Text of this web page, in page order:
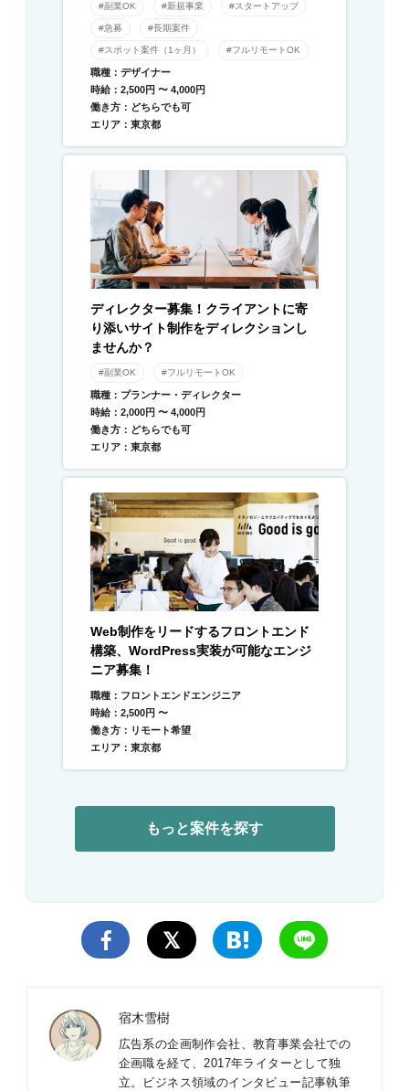
#副業OK #新規事業 #スタートアップ
#急募 #長期案件
#スポット案件（1ヶ月） #フルリモートOK
職種：デザイナー
時給：2,500円 〜 4,000円
働き方：どちらでも可
エリア：東京都
ディレクター募集！クライアントに寄
り添いサイト制作をディレクションし
ませんか？
#副業OK #フルリモートOK
職種：プランナー・ディレクター
時給：2,000円 〜 4,000円
働き方：どちらでも可
エリア：東京都
Web制作をリードするフロントエンド
構築、WordPress実装が可能なエンジ
ニア募集！
職種：フロントエンドエンジニア
時給：2,500円 〜
働き方：リモート希望
エリア：東京都
もっと案件を探す
宿木雪樹
広告系の企画制作会社、教育事業会社での
企画職を経て、2017年ライターとして独
立。ビジネス領域のインタビュー記事執筆